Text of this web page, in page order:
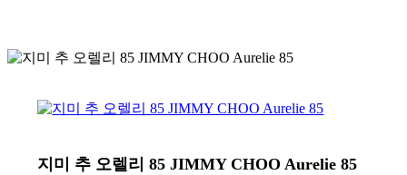
지미 추 오렐리 85 JIMMY CHOO Aurelie 85